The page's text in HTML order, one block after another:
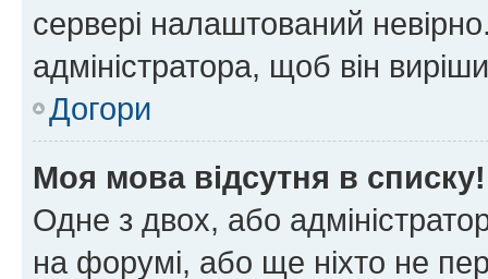
сервері налаштований
адміністратора, щоб він
Догори
Моя мова відсутня в списку!
Одне з двох, або
на форумі, або ще ніхто не